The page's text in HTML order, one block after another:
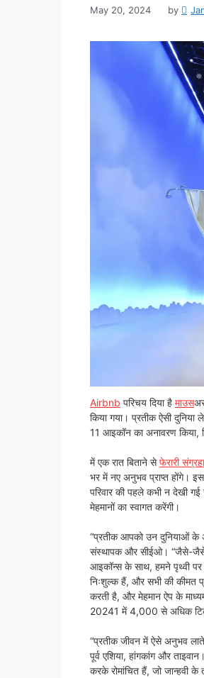
May 20, 2024 by
Airbnb परिचय दिया है माउस
किया गया। प्रतीक ऐसी
11 आइकॉन का अनावरण किया,
में एक रात बिताने सेफेरारी
भर में नए अनुभव प्राप्त होंगे।
परिवार की पहले कभी न देखी
मेहमानों का स्वागत करेंगी।
“प्रतीक आपको उन दुनियाओं के
संस्थापक और सीईओ। “जैसे-जैसे
आइकॉन्स के साथ, हमने पृथ्वी
निःशुल्क हैं, और सभी की कीमत
करती है, और मेहमान ऐप के
20241 में 4,000 से अधिक
“प्रतीक जीवन में ऐसे अनुभव
पूर्व एशिया, हांगकांग और
करके रोमांचित हैं, जो जान्हवी